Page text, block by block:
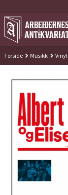
til
innholdet
Forside Musikk Vinyl